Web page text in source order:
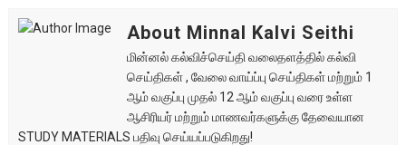
About Minnal Kalvi Seithi
மின்னல் கல்விச்செய்தி வலைதளத்தில் கல்வி
செய்திகள் , வேலை வாய்ப்பு செய்திகள் மற்றும் 1
ஆம் வகுப்பு முதல் 12 ஆம் வகுப்பு வரை உள்ள
ஆசிரியர் மற்றும் மாணவர்களுக்கு தேவையான
STUDY MATERIALS பதிவு செய்யப்படுகிறது!